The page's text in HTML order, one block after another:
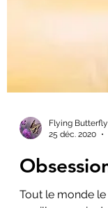
Flying Butterfly